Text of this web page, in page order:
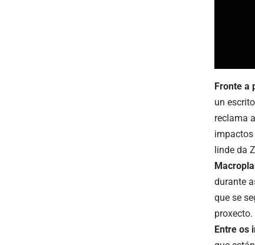
Fronte a
un
reclama
linde da
durante
que se
proxecto.
Entre os